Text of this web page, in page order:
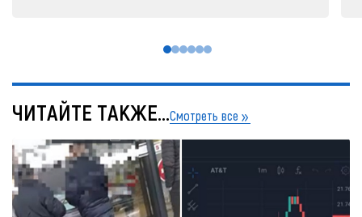
ЧИТАЙТЕ ТАКЖЕ...Смотреть все